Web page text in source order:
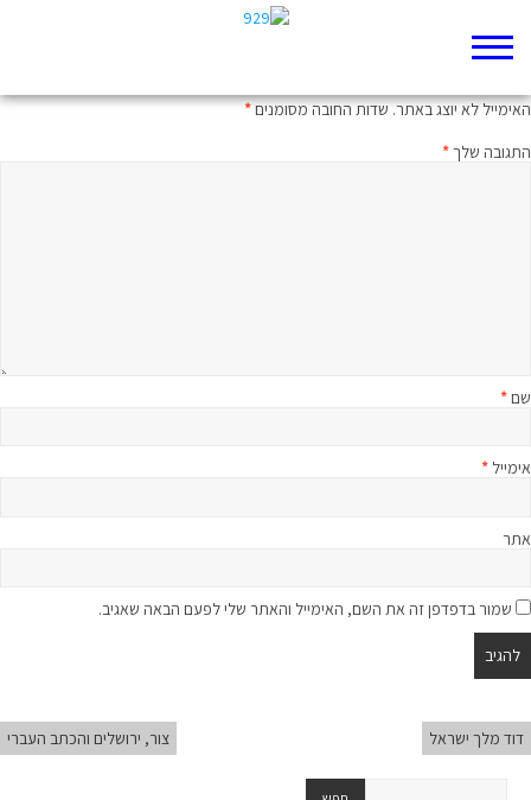
האימייל לא יוצג באתר.שדות החובה מסומנים*
התגובה שלך*
שם*
אימייל *
אתר
שמור בדפדפן זה את השם, האימייל והאתר שלי לפעם הבאה שאגיב.
דוד מלך ישראל צור, ירושלים והכתב העברי